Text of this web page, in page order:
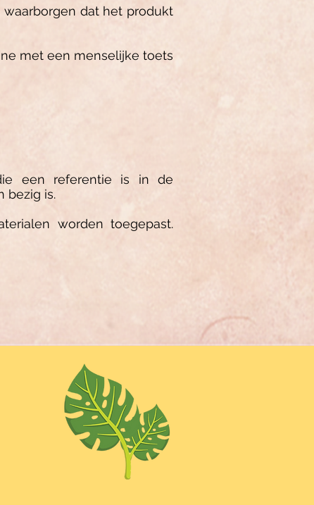
dat het produkt
met een menselijke toets
een referentie is in de
bezig is.
worden toegepast.